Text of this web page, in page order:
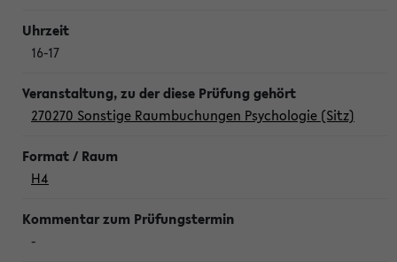
16-17
270270 Sonstige Raumbuchungen Psychologie (Sitz)
H4
-